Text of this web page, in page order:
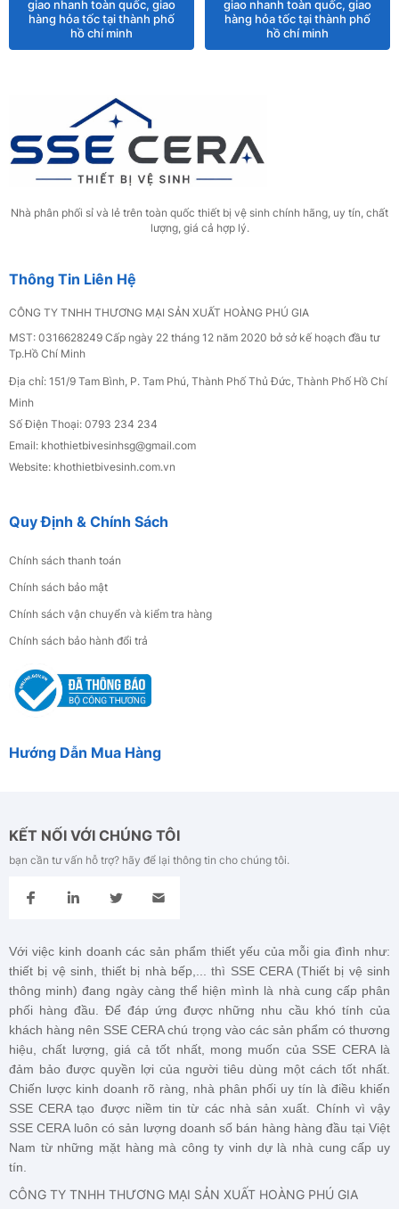
giao nhanh toàn quốc, giao
hàng hỏa tốc tại thành phố
hồ chí minh
giao nhanh toàn quốc, giao
hàng hỏa tốc tại thành phố
hồ chí minh
Nhà phân phối sỉ và lẻ trên toàn quốc thiết bị vệ sinh chính hãng, uy tín, chất
lượng, giá cả hợp lý.
Thông Tin Liên Hệ
CÔNG TY TNHH THƯƠNG MẠI SẢN XUẤT HOÀNG PHÚ GIA
MST: 0316628249 Cấp ngày 22 tháng 12 năm 2020 bở sở kế hoạch đầu tư
Tp.Hồ Chí Minh
Địa chỉ: 151/9 Tam Bình, P. Tam Phú, Thành Phố Thủ Đức, Thành Phố Hồ Chí
Minh
Số Điện Thoại: 0793 234 234
Email: khothietbivesinhsg@gmail.com
Website: khothietbivesinh.com.vn
Quy Định & Chính Sách
Chính sách thanh toán
Chính sách bảo mật
Chính sách vận chuyển và kiểm tra hàng
Chính sách bảo hành đổi trả
Hướng Dẫn Mua Hàng
KẾT NỐI VỚI CHÚNG TÔI
bạn cần tư vấn hỗ trợ? hãy để lại thông tin cho chúng tôi.
Với việc kinh doanh các sản phẩm thiết yếu của mỗi gia đình như:
thiết bị vệ sinh, thiết bị nhà bếp,... thì SSE CERA (Thiết bị vệ sinh
thông minh) đang ngày càng thể hiện mình là nhà cung cấp phân
phối hàng đầu. Để đáp ứng được những nhu cầu khó tính của
khách hàng nên SSE CERAchú trọng vào các sản phẩm có thương
hiệu, chất lượng, giá cả tốt nhất, mong muốn của SSE CERAlà
đảm bảo được quyền lợi của người tiêu dùng một cách tốt nhất.
Chiến lược kinh doanh rõ ràng, nhà phân phối uy tín là điều khiến
SSE CERAtạo được niềm tin từ các nhà sản xuất. Chính vì vậy
SSE CERAluôn có sản lượng doanh số bán hàng hàng đầu tại Việt
Nam từ những mặt hàng mà công ty vinh dự là nhà cung cấp uy
tín.
CÔNG TY TNHH THƯƠNG MẠI SẢN XUẤT HOÀNG PHÚ GIA